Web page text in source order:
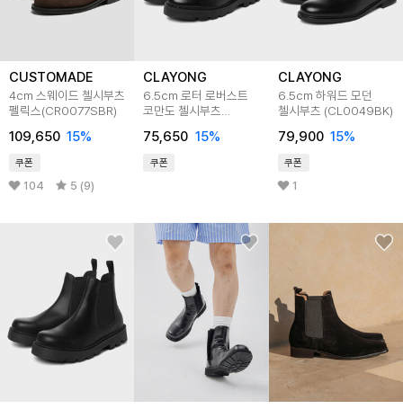
CUSTOMADE
4cm 스웨이드 첼시부츠
펠릭스(CR0077SBR)
109,650 15%
쿠폰
104 5 (9)
CLAYONG
6.5cm 로터 로버스트
코만도 첼시부츠
75,650 15%
쿠폰
CLAYONG
6.5cm 하워드 모던
첼시부츠 (CL0049BK)
79,900 15%
쿠폰
1